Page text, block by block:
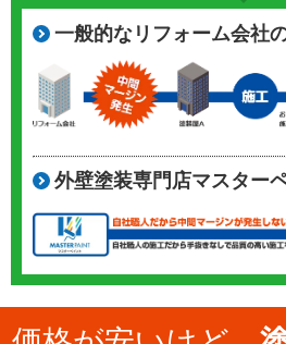
一般的なリフォーム会社
外壁塗装専門店マスター